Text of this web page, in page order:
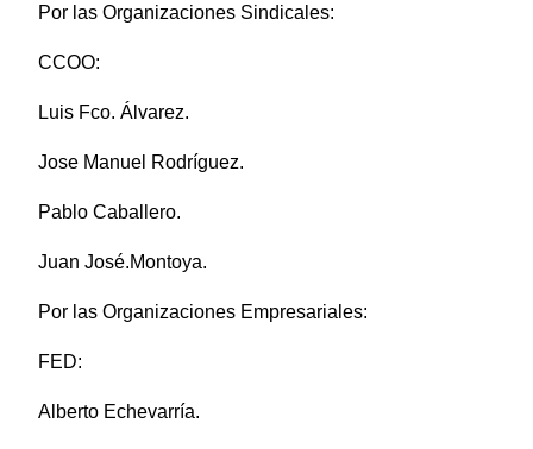
Por las Organizaciones Sindicales:
CCOO:
Luis Fco. Álvarez.
Jose Manuel Rodríguez.
Pablo Caballero.
Juan José.Montoya.
Por las Organizaciones Empresariales:
FED:
Alberto Echevarría.